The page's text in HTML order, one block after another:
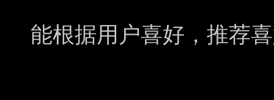
能根据用户喜好，推荐